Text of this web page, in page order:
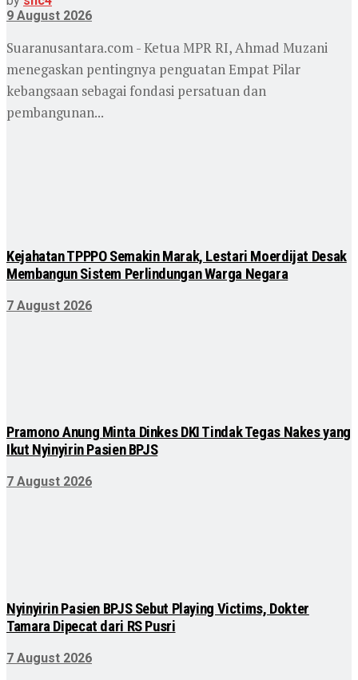
9 August 2026
Suaranusantara.com - Ketua MPR RI, Ahmad Muzani
menegaskan pentingnya penguatan Empat Pilar
kebangsaan sebagai fondasi persatuan dan
pembangunan...
Kejahatan TPPPO Semakin Marak, Lestari Moerdijat Desak
Membangun Sistem Perlindungan Warga Negara
7 August 2026
Pramono Anung Minta Dinkes DKI Tindak Tegas Nakes yang
Ikut Nyinyirin Pasien BPJS
7 August 2026
Nyinyirin Pasien BPJS Sebut Playing Victims, Dokter
Tamara Dipecat dari RS Pusri
7 August 2026